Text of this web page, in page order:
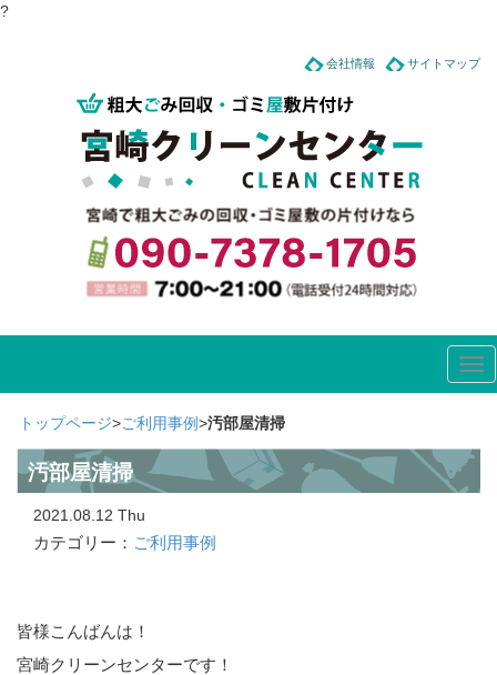
?
会社情報 サイトマップ
トップページ>ご利用事例>汚部屋清掃
汚部屋清掃
2021.08.12 Thu
カテゴリー： ご利用事例
皆様こんばんは！
宮崎クリーンセンターです！